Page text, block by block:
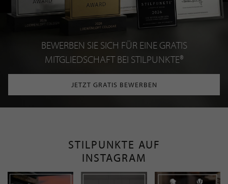
BEWERBEN SIE SICH FÜR EINE GRATIS
MITGLIEDSCHAFT BEI STILPUNKTE®
JETZT GRATIS BEWERBEN
STILPUNKTE AUF
INSTAGRAM